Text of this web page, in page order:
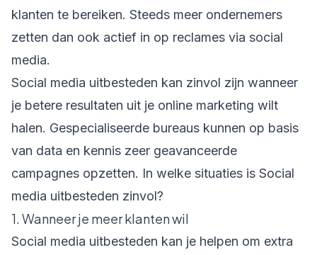
klanten te bereiken. Steeds meer ondernemers
zetten dan ook actief in op reclames via social
media.
Social media uitbesteden kan zinvol zijn wanneer
je betere resultaten uit je online marketing wilt
halen. Gespecialiseerde bureaus kunnen op basis
van data en kennis zeer geavanceerde
campagnes opzetten. In welke situaties is Social
media uitbesteden zinvol?
1. Wanneer je meer klanten wil
Social media uitbesteden kan je helpen om extra